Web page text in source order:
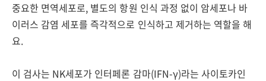
중요한 면역세포로, 별도의 항원 인식 과정 없이 암세포나 바
이러스 감염 세포를 즉각적으로 인식하고 제거하는 역할을 해
요.
이 검사는 NK세포가 인터페론 감마(IFN-γ)라는 사이토카인